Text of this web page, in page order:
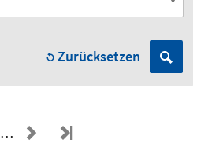
Zurücksetzen
…